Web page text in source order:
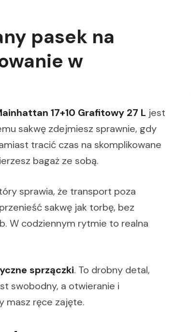
pasek na
w
17+10 Grafitowy 27 L jest
sakwę zdejmiesz sprawnie, gdy
tracić czas na skomplikowane
bagaż ze sobą.
sprawia, że transport poza
sakwę jak torbę, bez
W codziennym rytmie to realna
sprzączki. To drobny detal,
swobodny, a otwieranie i
masz ręce zajęte.